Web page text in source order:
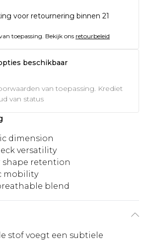
voor retournering binnen 21
toepassing. Bekijk ons retourbeleid
beschikbaar
van toepassing. Krediet
van status
dimension
versatility
shape retention
mobility
blend
stof voegt een subtiele